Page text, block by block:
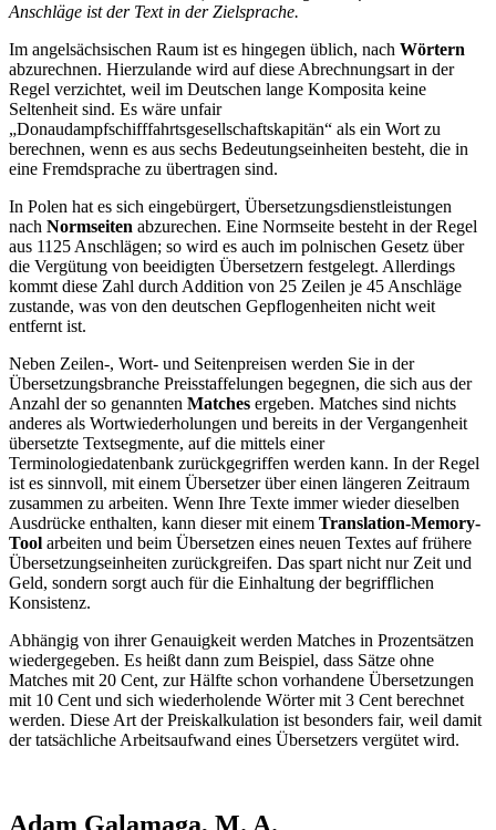
Anschläge ist der Text in der Zielsprache.
Im angelsächsischen Raum ist es hingegen üblich, nach Wörtern
abzurechnen. Hierzulande wird auf diese Abrechnungsart in der
Regel verzichtet, weil im Deutschen lange Komposita keine
Seltenheit sind. Es wäre unfair
„Donaudampfschifffahrtsgesellschaftskapitän“ als ein Wort zu
berechnen, wenn es aus sechs Bedeutungseinheiten besteht, die in
eine Fremdsprache zu übertragen sind.
In Polen hat es sich eingebürgert, Übersetzungsdienstleistungen
nach Normseiten abzurechen. Eine Normseite besteht in der Regel
aus 1125 Anschlägen; so wird es auch im polnischen Gesetz über
die Vergütung von beeidigten Übersetzern festgelegt. Allerdings
kommt diese Zahl durch Addition von 25 Zeilen je 45 Anschläge
zustande, was von den deutschen Gepflogenheiten nicht weit
entfernt ist.
Neben Zeilen-, Wort- und Seitenpreisen werden Sie in der
Übersetzungsbranche Preisstaffelungen begegnen, die sich aus der
Anzahl der so genannten Matches ergeben. Matches sind nichts
anderes als Wortwiederholungen und bereits in der Vergangenheit
übersetzte Textsegmente, auf die mittels einer
Terminologiedatenbank zurückgegriffen werden kann. In der Regel
ist es sinnvoll, mit einem Übersetzer über einen längeren Zeitraum
zusammen zu arbeiten. Wenn Ihre Texte immer wieder dieselben
Ausdrücke enthalten, kann dieser mit einem Translation-Memory-
Tool arbeiten und beim Übersetzen eines neuen Textes auf frühere
Übersetzungseinheiten zurückgreifen. Das spart nicht nur Zeit und
Geld, sondern sorgt auch für die Einhaltung der begrifflichen
Konsistenz.
Abhängig von ihrer Genauigkeit werden Matches in Prozentsätzen
wiedergegeben. Es heißt dann zum Beispiel, dass Sätze ohne
Matches mit 20 Cent, zur Hälfte schon vorhandene Übersetzungen
mit 10 Cent und sich wiederholende Wörter mit 3 Cent berechnet
werden. Diese Art der Preiskalkulation ist besonders fair, weil damit
der tatsächliche Arbeitsaufwand eines Übersetzers vergütet wird.
Adam Galamaga, M. A.